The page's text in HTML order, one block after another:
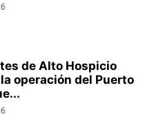
de Alto Hospicio
operación del Puerto